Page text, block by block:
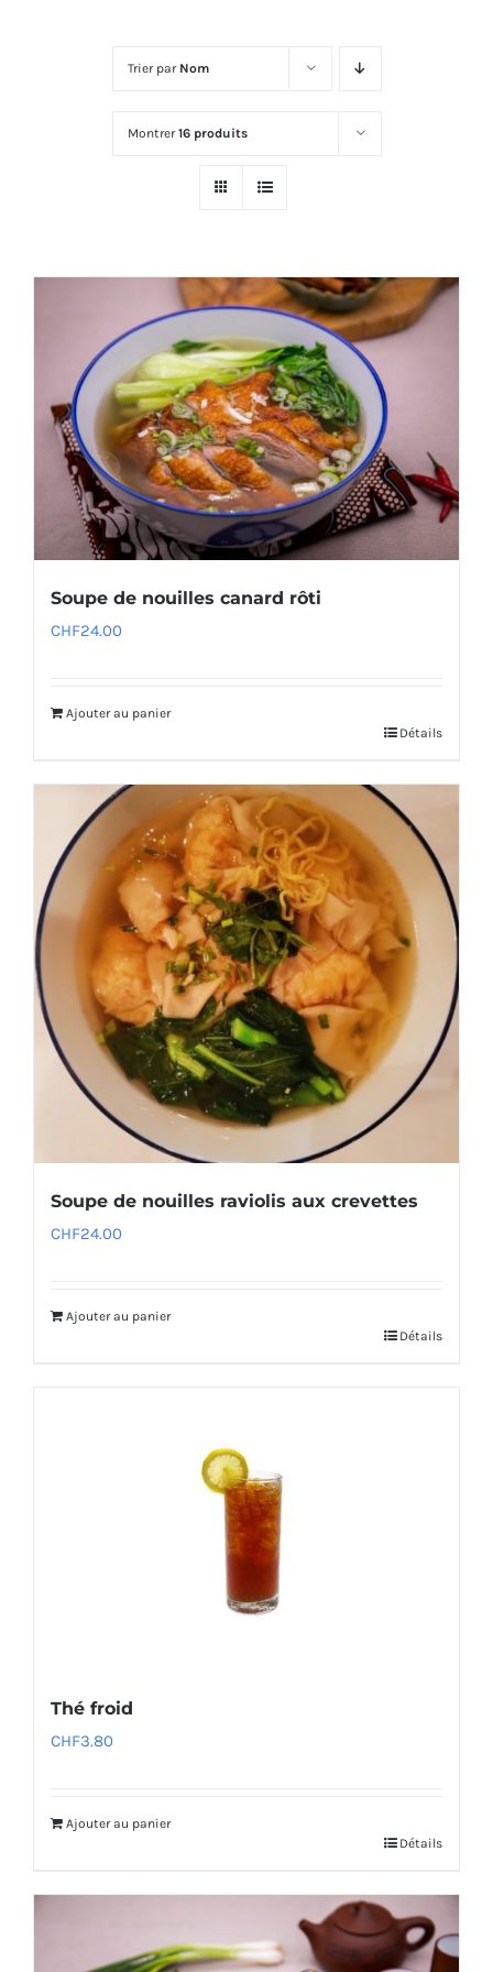
Trier par Nom
Montrer16 produits
Soupe de nouilles canard rôti
CHF24.00
Ajouter au panier
Détails
Soupe de nouilles raviolis aux crevettes
CHF24.00
Ajouter au panier
Détails
Thé froid
CHF3.80
Ajouter au panier
Détails